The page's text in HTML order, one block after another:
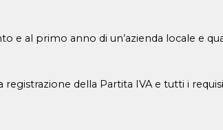
e al primo anno di un’azienda locale e
della Partita IVA e tutti i